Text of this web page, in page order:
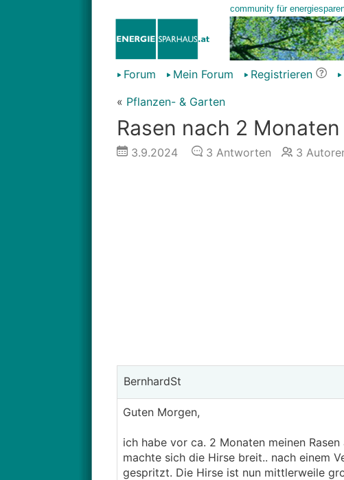
Forum Mein Forum Registrieren
« Pflanzen- & Garten
Rasen nach 2
3.9.2024 3 Antworten 3
BernhardSt
Guten Morgen,
ich habe vor ca. 2 Monaten meinen
machte sich die Hirse breit.. nach einem
gespritzt. Die Hirse ist nun mittlerweile